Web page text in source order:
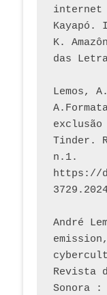
internet
K.
das
Lemos,
Tinder.
n.1.
https://
André
Revista
Sonora